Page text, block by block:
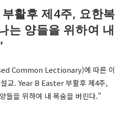
활후 제4주, 요한복
는 양들을 위하여 내
Common Lectionary)에 따른 이
교. Year B Easter 부활후 제4주,
들을 위하여 내 목숨을 버린다.”